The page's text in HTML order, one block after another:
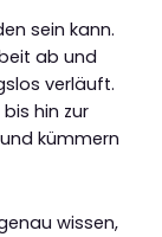
sein kann.
ab und
verläuft.
hin zur
kümmern
wissen,